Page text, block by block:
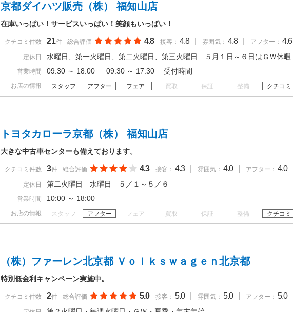
京都ダイハツ販売（株） 福知山店
在庫いっぱい！サービスいっぱい！笑顔もいっぱい！
クチコミ件数 21件 総合評価 4.8 接客： 4.8 雰囲気： 4.8 アフター： 4.6
定休日 水曜日、第一火曜日、第二火曜日、第三火曜日 ５月１日～６日はＧＷ休暇
営業時間 09:30 ～ 18:00 09:30 ～ 17:30 受付時間
お店の情報 スタッフ アフター フェア 買取 保証 整備 クチコミ
トヨタカローラ京都（株） 福知山店
大きな中古車センターも備えております。
クチコミ件数 3件 総合評価 4.3 接客： 4.3 雰囲気： 4.0 アフター： 4.0
定休日 第二火曜日 水曜日 ５／１～５／６
営業時間 10:00 ～ 18:00
お店の情報 スタッフ アフター フェア 買取 保証 整備 クチコミ
（株）ファーレン北京都 Ｖｏｌｋｓｗａｇｅｎ北京都
特別低金利キャンペーン実施中。
クチコミ件数 2件 総合評価 5.0 接客： 5.0 雰囲気： 5.0 アフター： 5.0